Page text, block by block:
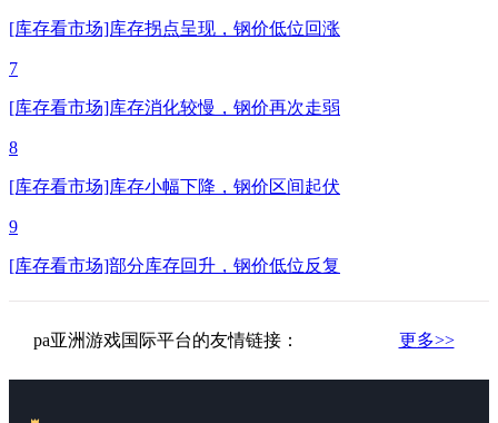
[库存看市场]库存拐点呈现，钢价低位回涨
7
[库存看市场]库存消化较慢，钢价再次走弱
8
[库存看市场]库存小幅下降，钢价区间起伏
9
[库存看市场]部分库存回升，钢价低位反复
pa亚洲游戏国际平台的友情链接： 更多>>